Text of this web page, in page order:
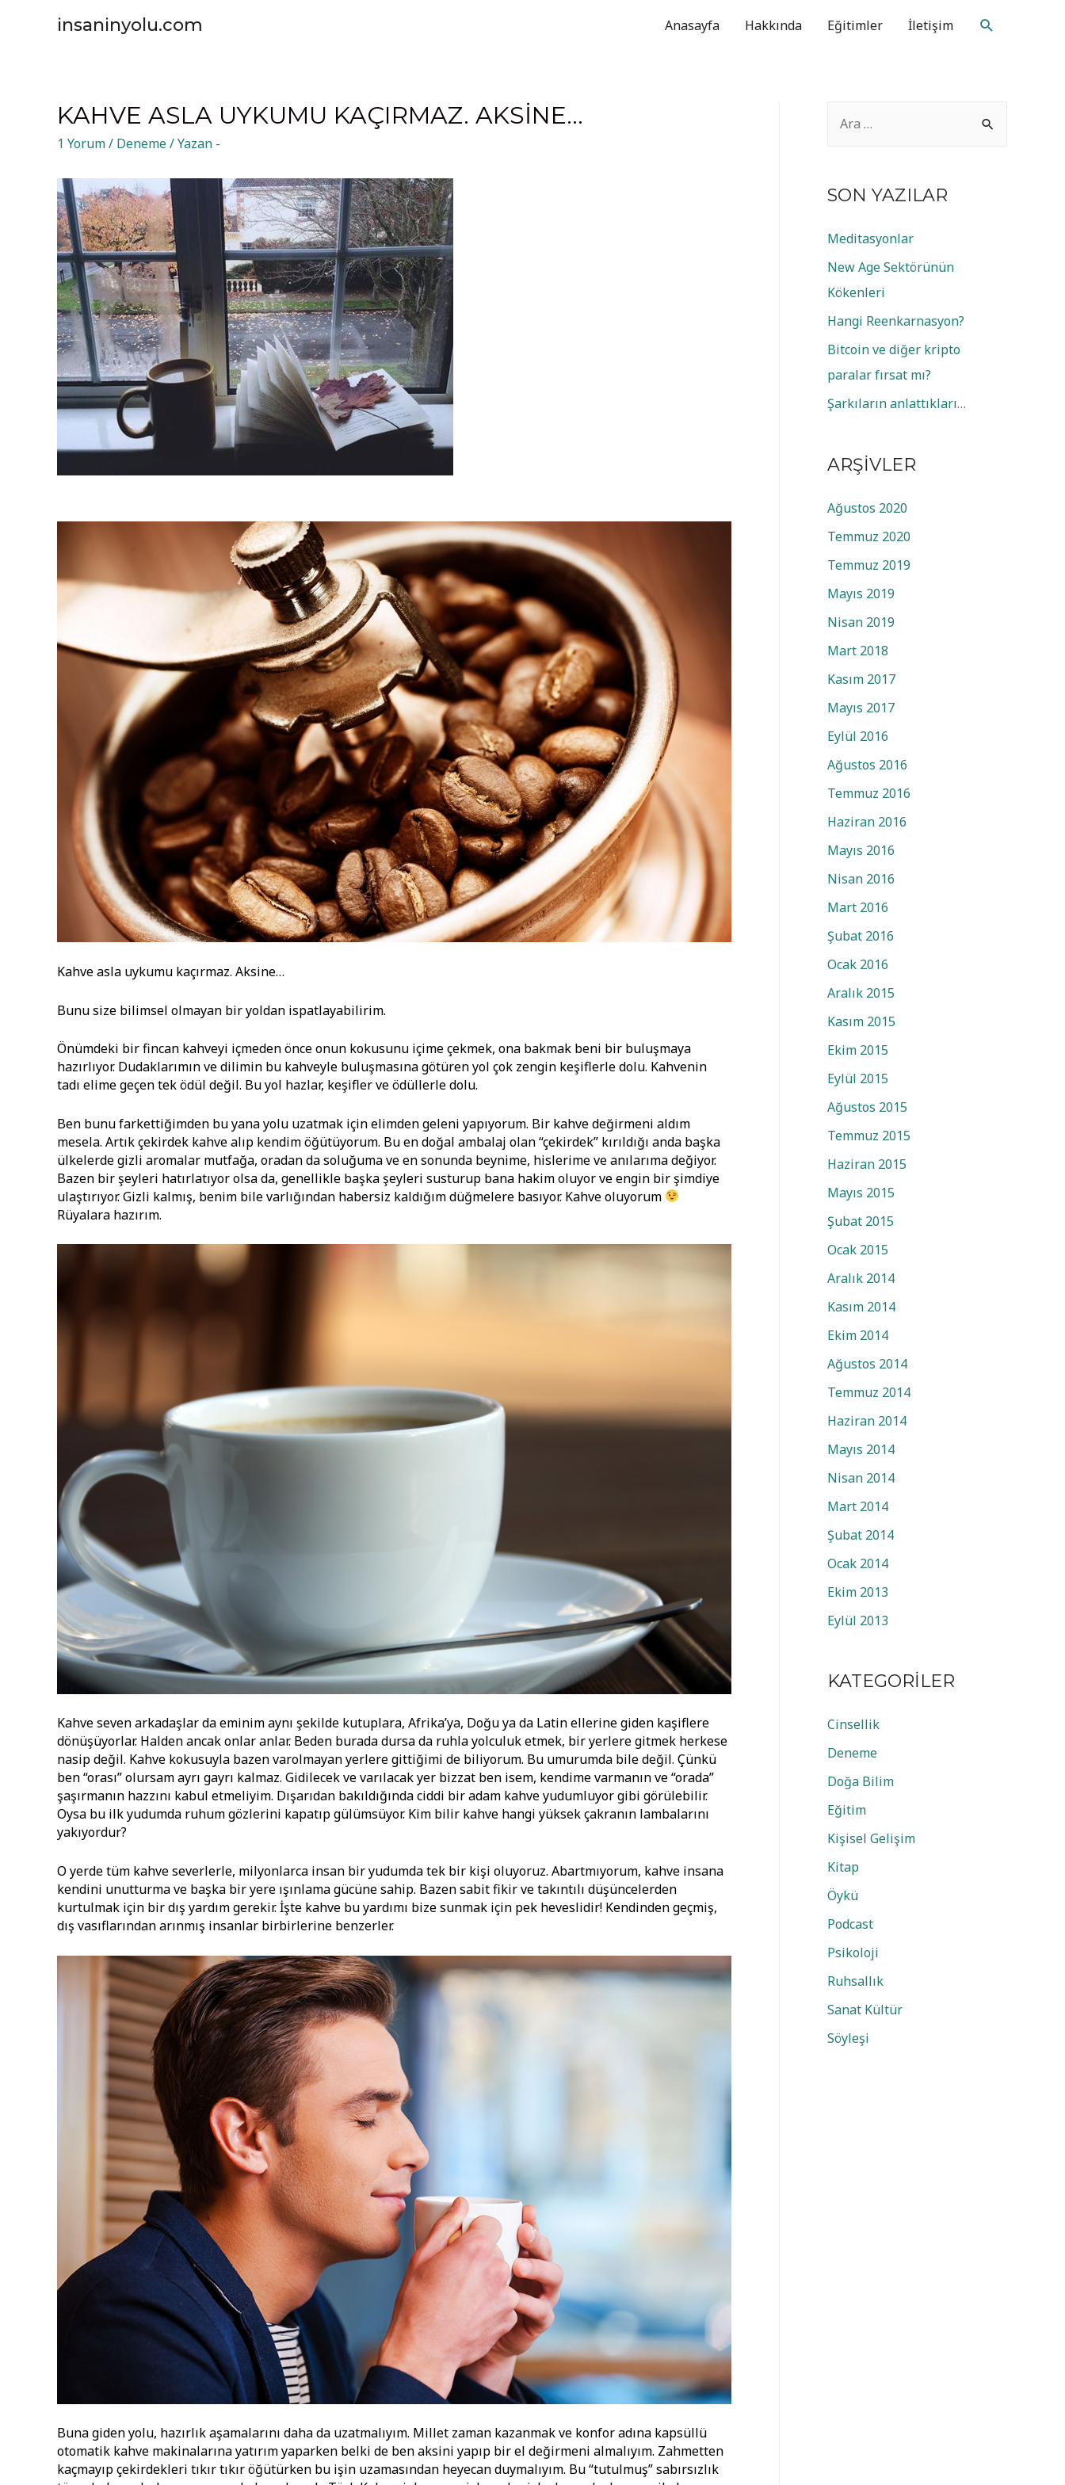
insaninyolu.com Anasayfa Hakkında Eğitimler İletişim Arama
KAHVE ASLA UYKUMU KAÇIRMAZ. AKSINE…
1 Yorum/ Deneme/ Yazan -
Kahve asla uykumu kaçırmaz. Aksine…
Bunu size bilimsel olmayan bir yoldan ispatlayabilirim.
Önümdeki bir fincan kahveyi içmeden önce onun kokusunu içime çekmek, ona bakmak beni bir buluşmaya
hazırlıyor. Dudaklarımın ve dilimin bu kahveyle buluşmasına götüren yol çok zengin keşiflerle dolu. Kahvenin
tadı elime geçen tek ödül değil. Bu yol hazlar, keşifler ve ödüllerle dolu.
Ben bunu farkettiğimden bu yana yolu uzatmak için elimden geleni yapıyorum. Bir kahve değirmeni aldım
mesela. Artık çekirdek kahve alıp kendim öğütüyorum. Bu en doğal ambalaj olan “çekirdek” kırıldığı anda başka
ülkelerde gizli aromalar mutfağa, oradan da soluğuma ve en sonunda beynime, hislerime ve anılarıma değiyor.
Bazen bir şeyleri hatırlatıyor olsa da, genellikle başka şeyleri susturup bana hakim oluyor ve engin bir şimdiye
ulaştırıyor. Gizli kalmış, benim bile varlığından habersiz kaldığım düğmelere basıyor. Kahve oluyorum
Rüyalara hazırım.
Kahve seven arkadaşlar da eminim aynı şekilde kutuplara, Afrika’ya, Doğu ya da Latin ellerine giden kaşiflere
dönüşüyorlar. Halden ancak onlar anlar. Beden burada dursa da ruhla yolculuk etmek, bir yerlere gitmek herkese
nasip değil. Kahve kokusuyla bazen varolmayan yerlere gittiğimi de biliyorum. Bu umurumda bile değil. Çünkü
ben “orası” olursam ayrı gayrı kalmaz. Gidilecek ve varılacak yer bizzat ben isem, kendime varmanın ve “orada”
şaşırmanın hazzını kabul etmeliyim. Dışarıdan bakıldığında ciddi bir adam kahve yudumluyor gibi görülebilir.
Oysa bu ilk yudumda ruhum gözlerini kapatıp gülümsüyor. Kim bilir kahve hangi yüksek çakranın lambalarını
yakıyordur?
O yerde tüm kahve severlerle, milyonlarca insan bir yudumda tek bir kişi oluyoruz. Abartmıyorum, kahve insana
kendini unutturma ve başka bir yere ışınlama gücüne sahip. Bazen sabit fikir ve takıntılı düşüncelerden
kurtulmak için bir dış yardım gerekir. İşte kahve bu yardımı bize sunmak için pek heveslidir! Kendinden geçmiş,
dış vasıflarından arınmış insanlar birbirlerine benzerler.
Buna giden yolu, hazırlık aşamalarını daha da uzatmalıyım. Millet zaman kazanmak ve konfor adına kapsüllü
otomatik kahve makinalarına yatırım yaparken belki de ben aksini yapıp bir el değirmeni almalıyım. Zahmetten
kaçmayıp çekirdekleri tıkır tıkır öğütürken bu işin uzamasından heyecan duymalıyım. Bu “tutulmuş” sabırsızlık
m
:
SON YAZILAR
Meditasyonlar
New Age Sektörünün
Kökenleri
Hangi Reenkarnasyon?
Bitcoin ve diğer kripto
paralar fırsat mı?
Şarkıların anlattıkları…
ARŞIVLER
Ağustos 2020
Temmuz 2020
Temmuz 2019
Mayıs 2019
Nisan 2019
Mart 2018
Kasım 2017
Mayıs 2017
Eylül 2016
Ağustos 2016
Temmuz 2016
Haziran 2016
Mayıs 2016
Nisan 2016
Mart 2016
Şubat 2016
Ocak 2016
Aralık 2015
Kasım 2015
Ekim 2015
Eylül 2015
Ağustos 2015
Temmuz 2015
Haziran 2015
Mayıs 2015
Şubat 2015
Ocak 2015
Aralık 2014
Kasım 2014
Ekim 2014
Ağustos 2014
Temmuz 2014
Haziran 2014
Mayıs 2014
Nisan 2014
Mart 2014
Şubat 2014
Ocak 2014
Ekim 2013
Eylül 2013
KATEGORILER
Cinsellik
Deneme
Doğa Bilim
Eğitim
Kişisel Gelişim
Kitap
Öykü
Podcast
Psikoloji
Ruhsallık
Sanat Kültür
Söyleşi